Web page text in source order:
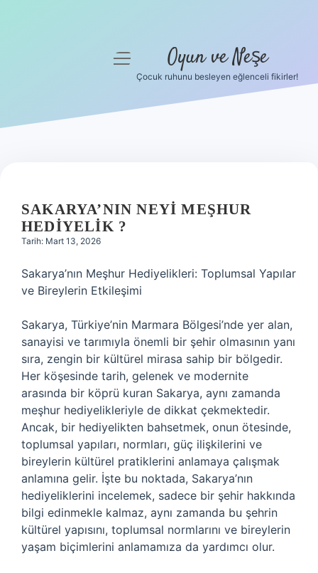
Hakkımızda
menüyü
Oyun ve Neşe
Çocuk ruhunu besleyen eğlenceli fikirler!
SAKARYA’NIN NEYI MEŞHUR
HEDIYELIK ?
Tarih: Mart 13, 2026
Sakarya’nın Meşhur Hediyelikleri: Toplumsal Yapılar
ve Bireylerin Etkileşimi
Sakarya, Türkiye’nin Marmara Bölgesi’nde yer alan,
sanayisi ve tarımıyla önemli bir şehir olmasının yanı
sıra, zengin bir kültürel mirasa sahip bir bölgedir.
Her köşesinde tarih, gelenek ve modernite
arasında bir köprü kuran Sakarya, aynı zamanda
meşhur hediyelikleriyle de dikkat çekmektedir.
Ancak, bir hediyelikten bahsetmek, onun ötesinde,
toplumsal yapıları, normları, güç ilişkilerini ve
bireylerin kültürel pratiklerini anlamaya çalışmak
anlamına gelir. İşte bu noktada, Sakarya’nın
hediyeliklerini incelemek, sadece bir şehir hakkında
bilgi edinmekle kalmaz, aynı zamanda bu şehrin
kültürel yapısını, toplumsal normlarını ve bireylerin
yaşam biçimlerini anlamamıza da yardımcı olur.